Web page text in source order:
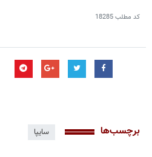
کد مطلب18285
برچسب‌ها سایپا